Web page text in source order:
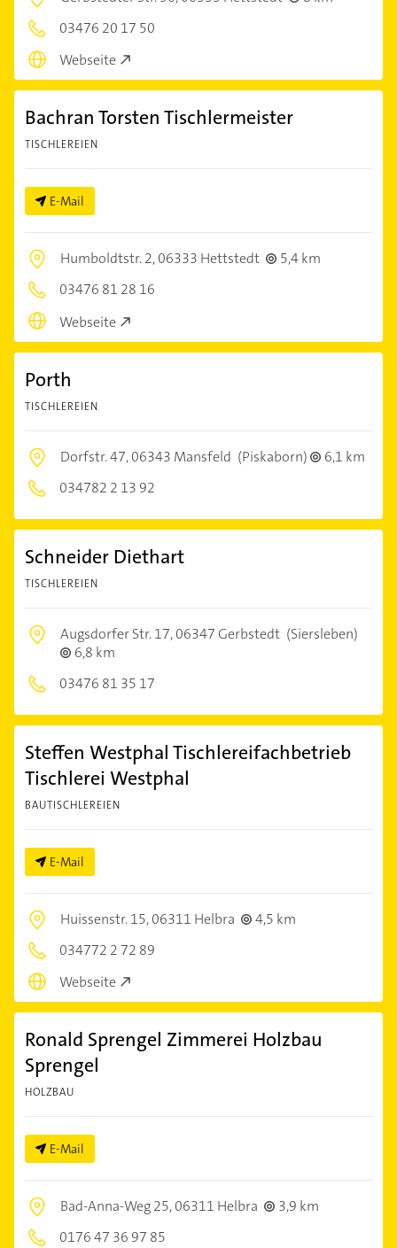
03476 20 17 50
Webseite
Bachran Torsten Tischlermeister
TISCHLEREIEN
E-Mail
Humboldtstr. 2,06333 Hettstedt
5,4 km
03476 81 28 16
Webseite
Porth
TISCHLEREIEN
Dorfstr. 47,06343 Mansfeld (Piskaborn)
6,1 km
034782 2 13 92
Schneider Diethart
TISCHLEREIEN
Augsdorfer Str. 17,06347 Gerbstedt (Siersleben)
6,8 km
03476 81 35 17
Steffen Westphal Tischlereifachbetrieb
Tischlerei Westphal
BAUTISCHLEREIEN
E-Mail
Huissenstr. 15,06311 Helbra
4,5 km
034772 2 72 89
Webseite
Ronald Sprengel Zimmerei Holzbau
Sprengel
HOLZBAU
E-Mail
Bad-Anna-Weg 25,06311 Helbra
3,9 km
0176 47 36 97 85